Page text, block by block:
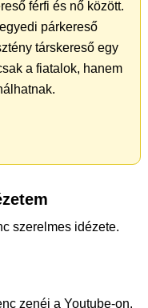
férfi és nő között.
párkereső
társkereső egy
a fiatalok, hanem
szerelmes idézete.
zenéi a Youtube-on.